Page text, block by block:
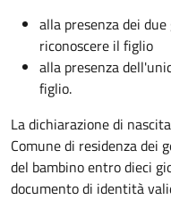
alla presenza dei
riconoscere il figlio
alla presenza
figlio.
La dichiarazione di
Comune di residenza dei
del bambino entro dieci
documento di identità